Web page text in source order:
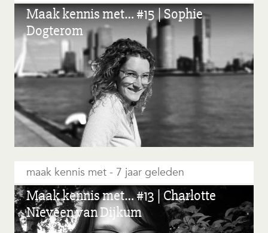
Maak kennis met… #15 | Sophie
Dogterom
maak kennis met 7 jaar geleden
Maak kennis met… #13 | Charlotte
Nieveen van Dijkum